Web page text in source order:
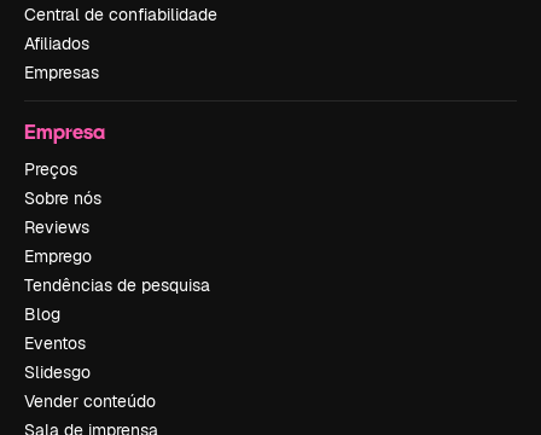
Central de confiabilidade
Afiliados
Empresas
Empresa
Preços
Sobre nós
Reviews
Emprego
Tendências de pesquisa
Blog
Eventos
Slidesgo
Vender conteúdo
Sala de imprensa